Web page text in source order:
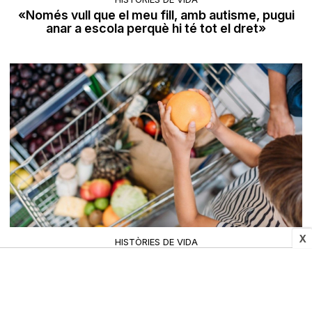
X
«Només vull que el meu fill, amb autisme, pugui
anar a escola perquè hi té tot el dret»
HISTÒRIES DE VIDA